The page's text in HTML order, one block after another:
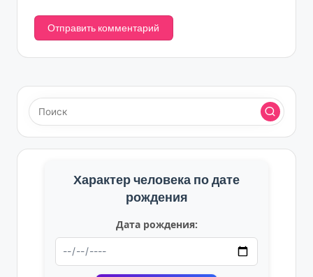
Характер человека по дате
рождения
Дата рождения: